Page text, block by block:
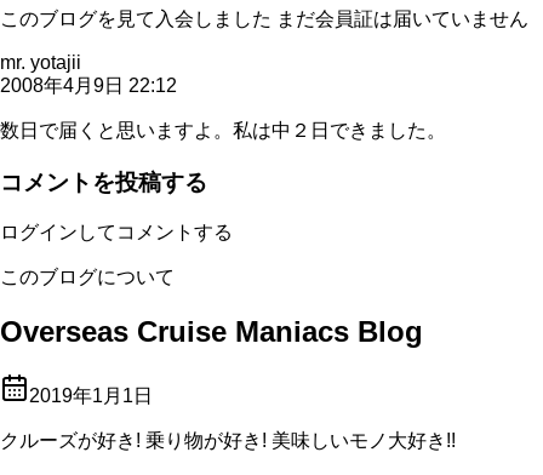
このブログを見て入会しました まだ会員証は届いていません
mr. yotajii
2008年4月9日 22:12
数日で届くと思いますよ。私は中２日できました。
コメントを投稿する
ログインしてコメントする
このブログについて
Overseas Cruise Maniacs Blog
2019年1月1日
クルーズが好き! 乗り物が好き! 美味しいモノ大好き!!